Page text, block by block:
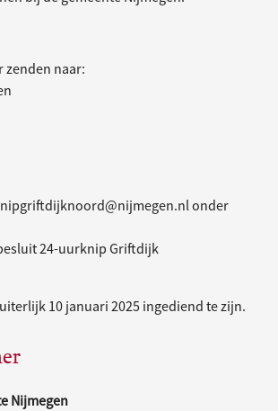
zenden naar:
onder
24-uurknip Griftdijk
10 januari 2025 ingediend te zijn.
Nijmegen